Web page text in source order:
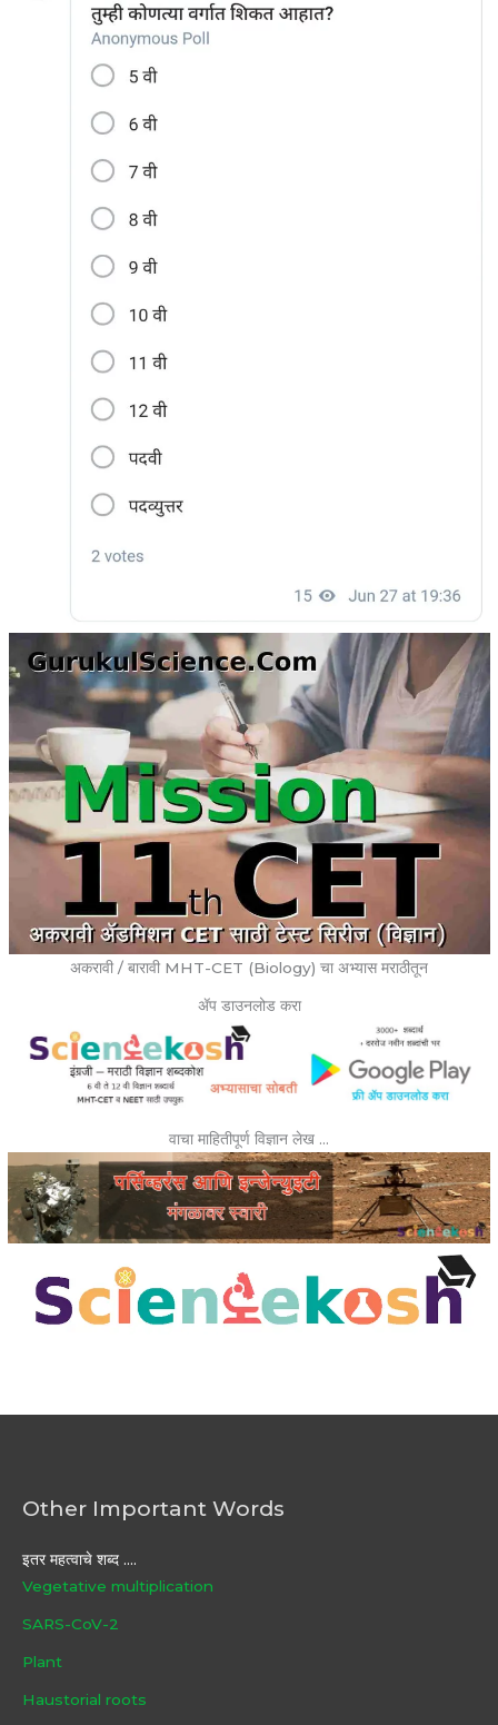
अकरावी / बारावी MHT-CET (Biology) चा अभ्यास मराठीतून
ॲप डाउनलोड करा
वाचा माहितीपूर्ण विज्ञान लेख …
Other Important Words
इतर महत्वाचे शब्द ....
Vegetative multiplication
SARS-CoV-2
Plant
Haustorial roots